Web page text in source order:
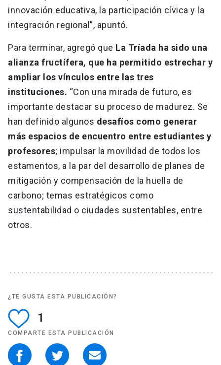
innovación educativa, la participación cívica y la
integración regional”, apuntó.
Para terminar, agregó que La Tríada ha sido una
alianza fructífera, que ha permitido estrechar y
ampliar los vínculos entre las tres
instituciones. “Con una mirada de futuro, es
importante destacar su proceso de madurez. Se
han definido algunos desafíos como generar
más espacios de encuentro entre estudiantes y
profesores; impulsar la movilidad de todos los
estamentos, a la par del desarrollo de planes de
mitigación y compensación de la huella de
carbono; temas estratégicos como
sustentabilidad o ciudades sustentables, entre
otros.
¿TE GUSTA ESTA PUBLICACIÓN?
1
COMPARTE ESTA PUBLICACIÓN